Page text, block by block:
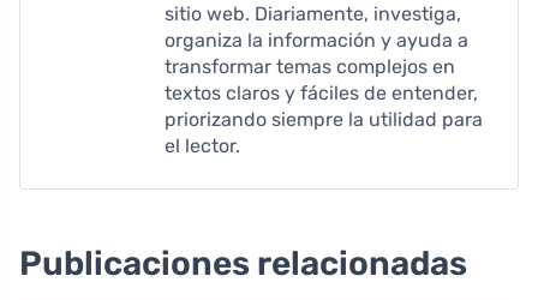
sitio web. Diariamente, investiga,
organiza la información y ayuda a
transformar temas complejos en
textos claros y fáciles de entender,
priorizando siempre la utilidad para
el lector.
Publicaciones relacionadas